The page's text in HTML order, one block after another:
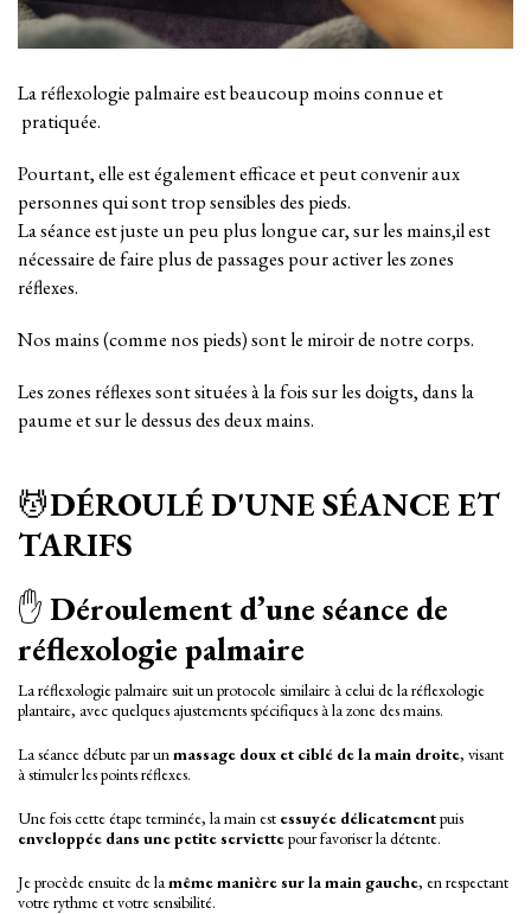
La réflexologie palmaire est beaucoup moins connue et
pratiquée.
Pourtant, elle est également efficace et peut convenir aux
personnes qui sont trop sensibles des pieds.
La séance est juste un peu plus longue car, sur les mains,il est
nécessaire de faire plus de passages pour activer les zones
réflexes.
Nos mains (comme nos pieds) sont le miroir de notre corps.
Les zones réflexes sont situées à la fois sur les doigts, dans la
paume et sur le dessus des deux mains.
💆DÉROULÉ D'UNE SÉANCE ET
TARIFS
✋Déroulement d’une séance de
réflexologie palmaire
La réflexologie palmaire suit un protocole similaire à celui de la réflexologie
plantaire, avec quelques ajustements spécifiques à la zone des mains.
La séance débute par unmassage doux et ciblé de la main droite, visant
à stimuler les points réflexes.
Une fois cette étape terminée, la main est essuyée délicatementpuis
enveloppée dans une petite serviettepour favoriser la détente.
Je procède ensuite de lamême manière sur la main gauche, en respectant
votre rythme et votre sensibilité.